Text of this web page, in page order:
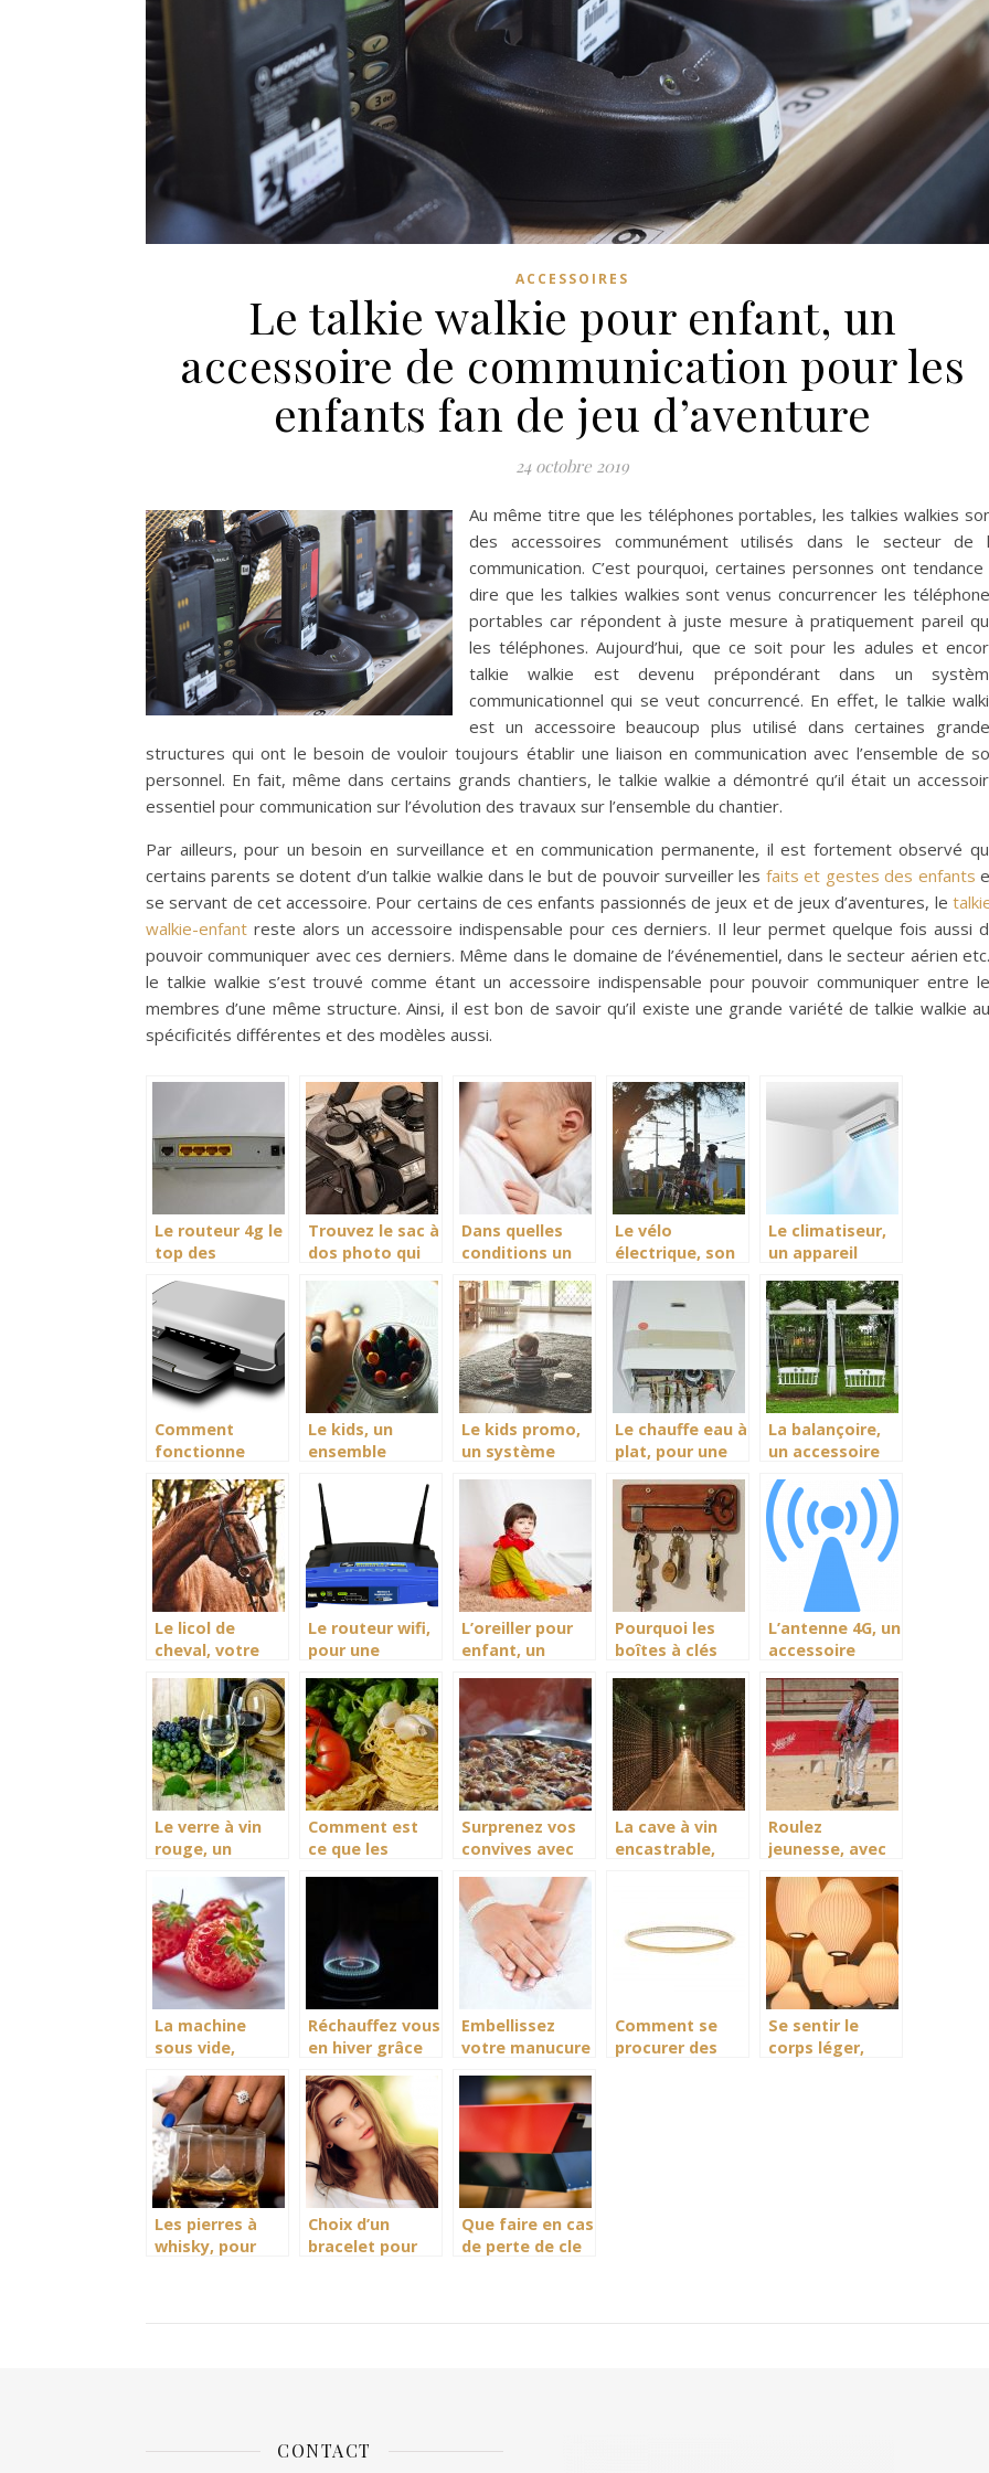
ACCESSOIRES
Le talkie walkie pour enfant, un
accessoire de communication pour les
enfants fan de jeu d’aventure
24 octobre 2019
Au même titre que les téléphones portables, les talkies walkies
des accessoires communément utilisés dans le secteur de
communication. C’est pourquoi, certaines personnes ont tendance
dire que les talkies walkies sont venus concurrencer les
portables car répondent à juste mesure à pratiquement pareil
les téléphones. Aujourd’hui, que ce soit pour les adules et
talkie walkie est devenu prépondérant dans un
communicationnel qui se veut concurrencé. En effet, le talkie
est un accessoire beaucoup plus utilisé dans certaines
structures qui ont le besoin de vouloir toujours établir une liaison en communication avec l’ensemble de
personnel. En fait, même dans certains grands chantiers, le talkie walkie a démontré qu’il était un
essentiel pour communication sur l’évolution des travaux sur l’ensemble du chantier.
Par ailleurs, pour un besoin en surveillance et en communication permanente, il est fortement observé
certains parents se dotent d’un talkie walkie dans le but de pouvoir surveiller les faits et gestes des enfants
se servant de cet accessoire. Pour certains de ces enfants passionnés de jeux et de jeux d’aventures, le
walkie-enfant reste alors un accessoire indispensable pour ces derniers. Il leur permet quelque fois aussi
pouvoir communiquer avec ces derniers. Même dans le domaine de l’événementiel, dans le secteur aérien
le talkie walkie s’est trouvé comme étant un accessoire indispensable pour pouvoir communiquer entre
membres d’une même structure. Ainsi, il est bon de savoir qu’il existe une grande variété de talkie walkie
spécificités différentes et des modèles aussi.
Le routeur 4g le
top des
Trouvez le sac à
dos photo qui
Dans quelles
conditions un
se nourrir
Le vélo
électrique, son
Le climatiseur,
un appareil
température en
intersaison.
Comment
fonctionne
photo portable
?
Le kids, un
ensemble
pour un
excellent
divertissement
des enfants.
Le kids promo,
un système
des accessoires
divertissement
pour enfants.
Le chauffe eau à
plat, pour une
contrôle en eau
quotidiennement.
La balançoire,
un accessoire
et
d’épaouissement
pour jeunes
enfants.
Le licol de
cheval, votre
apprivoiser
votre animal
Le routeur wifi,
pour une
fiable et stable
lors de son
utilisation
L’oreiller pour
enfant, un
porteur de
confort et
sécurité pour
votre enfant
Pourquoi les
boîtes à clés
?
L’antenne 4G, un
accessoire
une excellente
réception du
signal
Le verre à vin
rouge, un
ustensile
adapté pour la
consommation
de votre vin
Comment est
ce que les
Surprenez vos
convives avec
grâce à votre
poêle à paella
La cave à vin
encastrable,
Roulez
jeunesse, avec
électrique
La machine
sous vide,
aliments au
frais
Réchauffez vous
en hiver grâce
chauffant
Embellissez
votre manucure
uv à ongles
Comment se
procurer des
Se sentir le
corps léger,
Les pierres à
whisky, pour
Choix d’un
bracelet pour
Que faire en cas
de perte de cle
CONTACT